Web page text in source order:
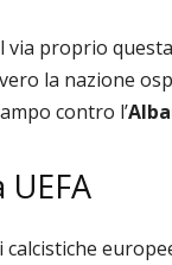
proprio
la nazione
contro l’
calcistiche